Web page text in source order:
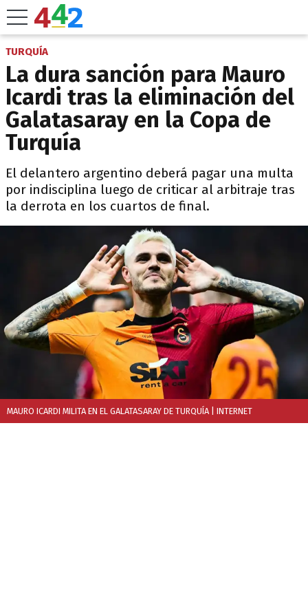
TURQUÍA
La dura sanción para Mauro
Icardi tras la eliminación del
Galatasaray en la Copa de
Turquía
El delantero argentino deberá pagar una multa
por indisciplina luego de criticar al arbitraje tras
la derrota en los cuartos de final.
MAURO ICARDI MILITA EN EL GALATASARAY DE TURQUÍA | INTERNET